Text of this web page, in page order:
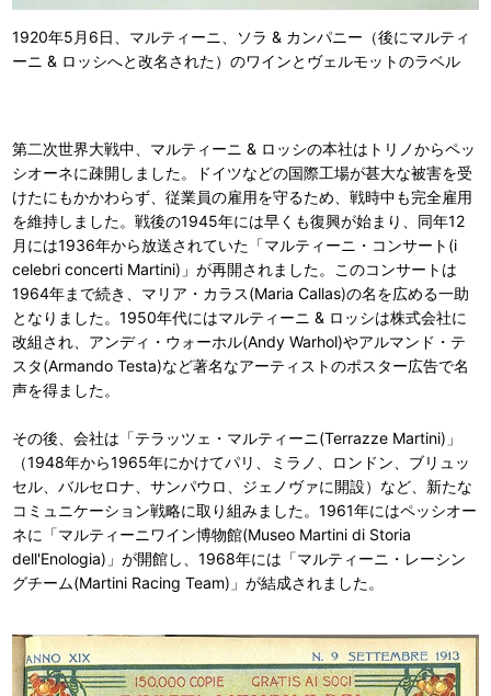
1920年5月6日、マルティーニ、ソラ & カンパニー（後にマルティ
ーニ & ロッシへと改名された）のワインとヴェルモットのラベル
第二次世界大戦中、マルティーニ & ロッシの本社はトリノからペッ
シオーネに疎開しました。ドイツなどの国際工場が甚大な被害を受
けたにもかかわらず、従業員の雇用を守るため、戦時中も完全雇用
を維持しました。戦後の1945年には早くも復興が始まり、同年12
月には1936年から放送されていた「マルティーニ・コンサート(i
celebri concerti Martini)」が再開されました。このコンサートは
1964年まで続き、マリア・カラス(Maria Callas)の名を広める一助
となりました。1950年代にはマルティーニ & ロッシは株式会社に
改組され、アンディ・ウォーホル(Andy Warhol)やアルマンド・テ
スタ(Armando Testa)など著名なアーティストのポスター広告で名
声を得ました。
その後、会社は「テラッツェ・マルティーニ(Terrazze Martini)」
（1948年から1965年にかけてパリ、ミラノ、ロンドン、ブリュッ
セル、バルセロナ、サンパウロ、ジェノヴァに開設）など、新たな
コミュニケーション戦略に取り組みました。1961年にはペッシオー
ネに「マルティーニワイン博物館(Museo Martini di Storia
dell'Enologia)」が開館し、1968年には「マルティーニ・レーシン
グチーム(Martini Racing Team)」が結成されました。